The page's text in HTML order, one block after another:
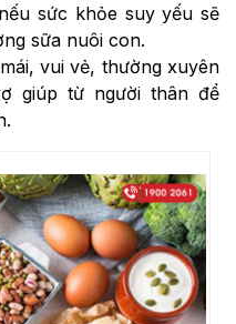
sức khỏe suy yếu sẽ
sữa nuôi con.
vui vẻ, thường xuyên
giúp từ người thân để